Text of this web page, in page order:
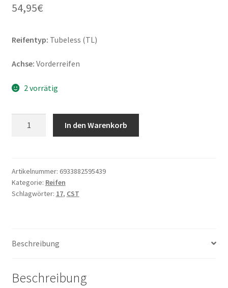
54,95€
Reifentyp: Tubeless (TL)
Achse: Vorderreifen
2 vorrätig
110/70
-
17
Menge
In den Warenkorb
Artikelnummer: 6933882595439
Kategorie: Reifen
Schlagwörter: 17, CST
Beschreibung
Beschreibung